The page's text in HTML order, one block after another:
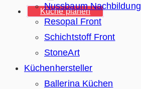
Küche planen
Nussbaum Nachbildung
Resopal Front
Schichtstoff Front
StoneArt
Küchenhersteller
Ballerina Küchen